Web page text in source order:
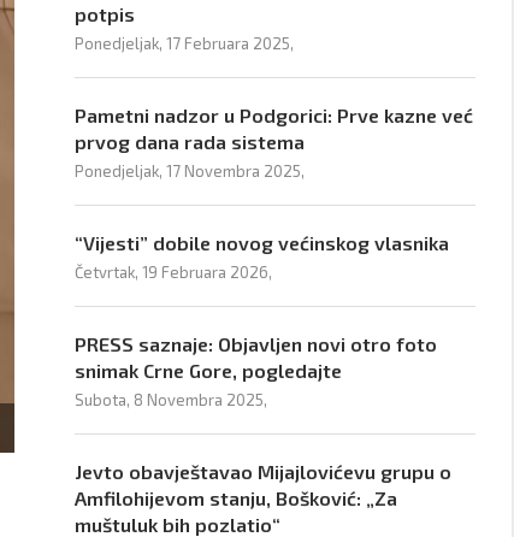
potpis
Ponedjeljak, 17 Februara 2025,
Pametni nadzor u Podgorici: Prve kazne već
prvog dana rada sistema
Ponedjeljak, 17 Novembra 2025,
“Vijesti” dobile novog većinskog vlasnika
Četvrtak, 19 Februara 2026,
PRESS saznaje: Objavljen novi otro foto
snimak Crne Gore, pogledajte
Subota, 8 Novembra 2025,
Jevto obavještavao Mijajlovićevu grupu o
Amfilohijevom stanju, Bošković: „Za
muštuluk bih pozlatio“